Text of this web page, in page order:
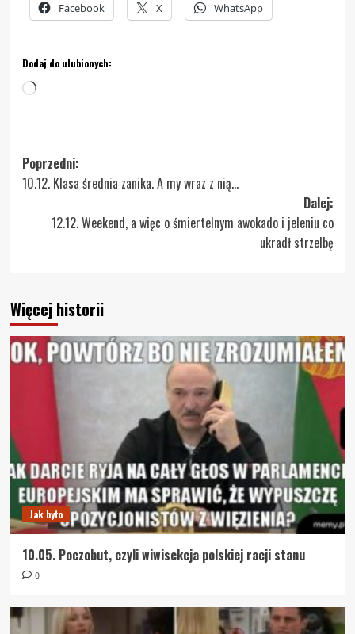
Facebook X WhatsApp
Dodaj do ulubionych:
Wczytywanie…
Zobacz
wpisy
Poprzedni:
10.12. Klasa średnia zanika. A my wraz z nią…
Dalej:
12.12. Weekend, a więc o śmiertelnym awokado i jeleniu co
ukradł strzelbę
Więcej historii
Jak było
10.05. Poczobut, czyli wiwisekcja polskiej racji stanu
0